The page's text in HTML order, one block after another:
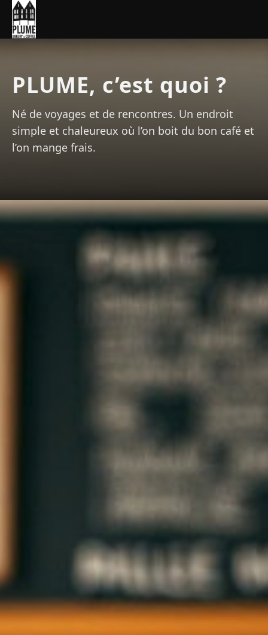
PLUME, c’est quoi ?
Né de voyages et de rencontres. Un endroit
simple et chaleureux où l’on boit du bon café et
l’on mange frais.